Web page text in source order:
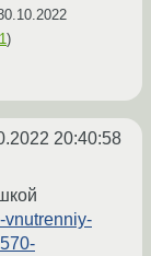
)
20:40:58
vnutrenniy-